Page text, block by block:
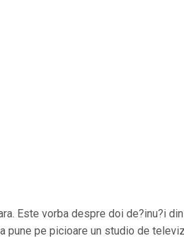
Este vorba despre doi de?inu?i
pune pe picioare un studio de